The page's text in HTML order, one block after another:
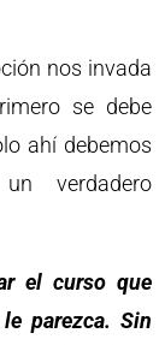
nos invada
se debe
ahí debemos
verdadero
el curso que
parezca. Sin